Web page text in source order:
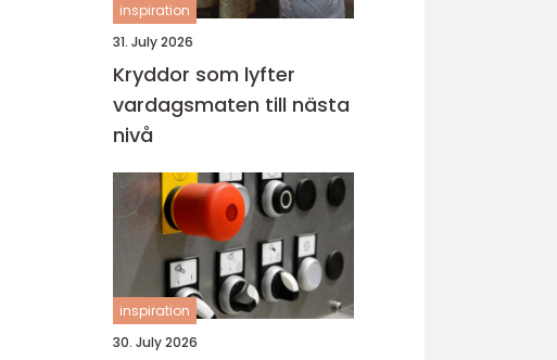
inspiration
31. July 2026
Kryddor som lyfter
vardagsmaten till nästa
nivå
inspiration
30. July 2026